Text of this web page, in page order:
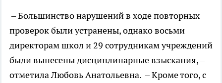
– Большинство нарушений в ходе повторных
проверок были устранены, однако восьми
директорам школ и 29 сотрудникам учреждений
были вынесены дисциплинарные взыскания, –
отметила Любовь Анатольевна. – Кроме того, с